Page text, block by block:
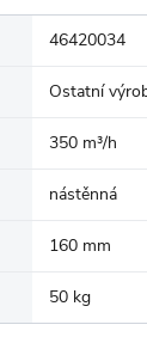
46420034
Ostatní
350 m³/h
nástěnná
160 mm
50 kg